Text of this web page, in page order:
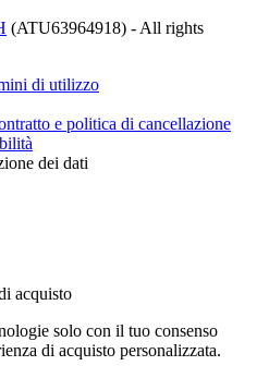
(ATU63964918) - All rights
di utilizzo
e politica di cancellazione
dei dati
acquisto
solo con il tuo consenso
di acquisto personalizzata.